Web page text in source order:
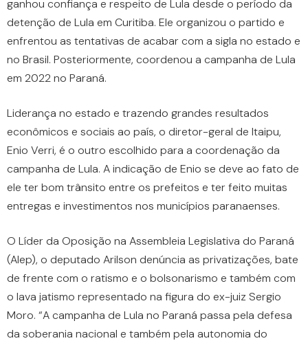
ganhou confiança e respeito de Lula desde o período da
detenção de Lula em Curitiba. Ele organizou o partido e
enfrentou as tentativas de acabar com a sigla no estado e
no Brasil. Posteriormente, coordenou a campanha de Lula
em 2022 no Paraná.
Liderança no estado e trazendo grandes resultados
econômicos e sociais ao país, o diretor-geral de Itaipu,
Enio Verri, é o outro escolhido para a coordenação da
campanha de Lula. A indicação de Enio se deve ao fato de
ele ter bom trânsito entre os prefeitos e ter feito muitas
entregas e investimentos nos municípios paranaenses.
O Líder da Oposição na Assembleia Legislativa do Paraná
(Alep), o deputado Arilson denúncia as privatizações, bate
de frente com o ratismo e o bolsonarismo e também com
o lava jatismo representado na figura do ex-juiz Sergio
Moro. “A campanha de Lula no Paraná passa pela defesa
da soberania nacional e também pela autonomia do